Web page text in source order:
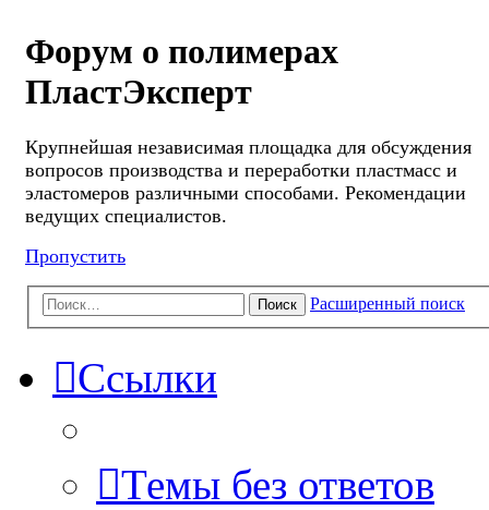
Форум о полимерах
ПластЭксперт
Крупнейшая независимая площадка для обсуждения
вопросов производства и переработки пластмасс и
эластомеров различными способами. Рекомендации
ведущих специалистов.
Пропустить
Поиск Расширенный поиск
Ссылки
Темы без ответов